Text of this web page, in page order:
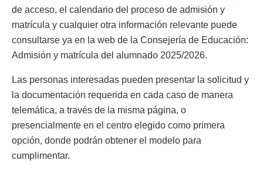
de acceso, el calendario del proceso de admisión y
matrícula y cualquier otra información relevante puede
consultarse ya en la web de la Consejería de Educación:
Admisión y matrícula del alumnado 2025/2026.
Las personas interesadas pueden presentar la solicitud y
la documentación requerida en cada caso de manera
telemática, a través de la misma página, o
presencialmente en el centro elegido como primera
opción, donde podrán obtener el modelo para
cumplimentar.